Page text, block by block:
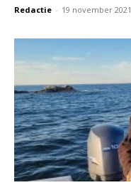
Redactie - 19 november 2021